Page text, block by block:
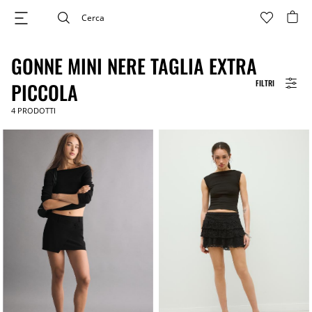
FILTRI
GONNE MINI NERE TAGLIA EXTRA
PICCOLA
4 PRODOTTI